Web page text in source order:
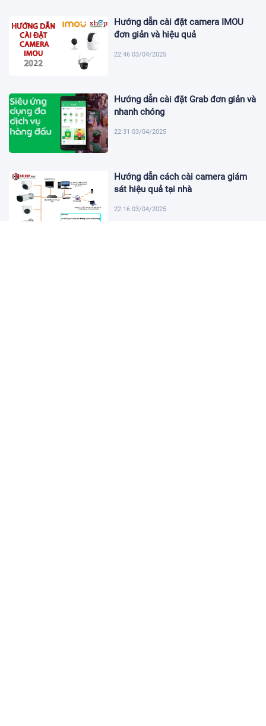
Hướng dẫn cài đặt camera IMOU
đơn giản và hiệu quả
22:46 03/04/2025
Hướng dẫn cài đặt Grab đơn giản và
nhanh chóng
22:31 03/04/2025
Hướng dẫn cách cài camera giám
sát hiệu quả tại nhà
22:16 03/04/2025